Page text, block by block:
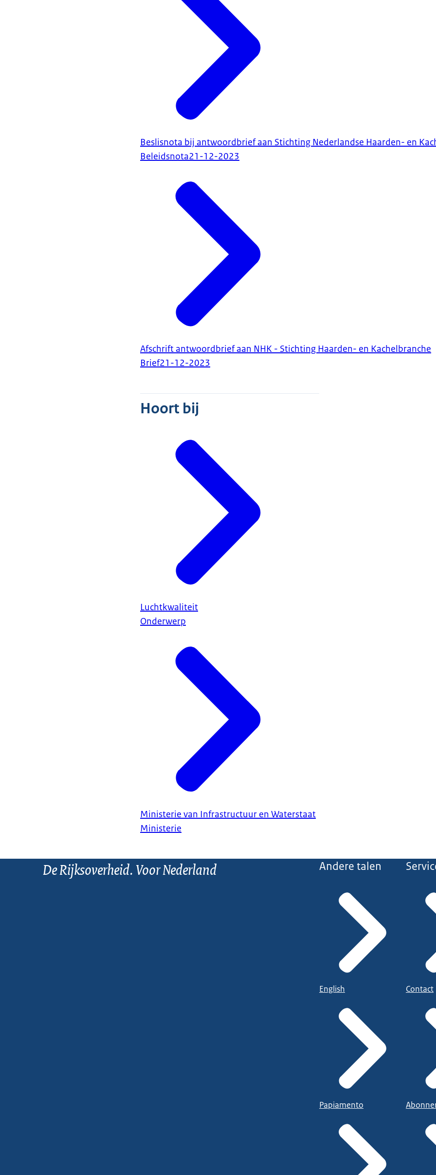
Beslisnota bij antwoordbrief aan Stichting Nederlandse Haarden- en
Beleidsnota21-12-2023
Afschrift antwoordbrief aan NHK - Stichting Haarden- en Kachelbranche
Brief21-12-2023
Hoort bij
Luchtkwaliteit
Onderwerp
Ministerie van Infrastructuur en Waterstaat
Ministerie
De Rijksoverheid. Voor Nederland Andere talen
English
Papiamento
Contact